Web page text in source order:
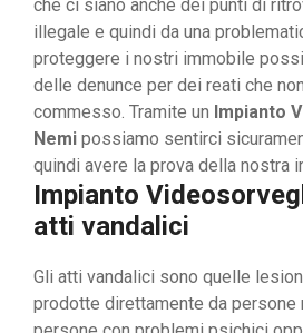
che ci siano anche dei punti di
illegale e quindi da una
proteggere i nostri immobile
delle denunce per dei reati che
commesso. Tramite un Impianto
Nemi possiamo sentirci
quindi avere la prova della nostra
Impianto
atti vandalici
Gli atti vandalici sono quelle
prodotte direttamente da persone